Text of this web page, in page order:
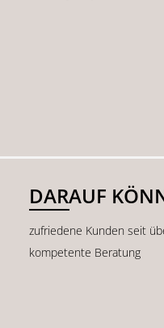
DARAUF
zufriedene Kunden seit
kompetente Beratung